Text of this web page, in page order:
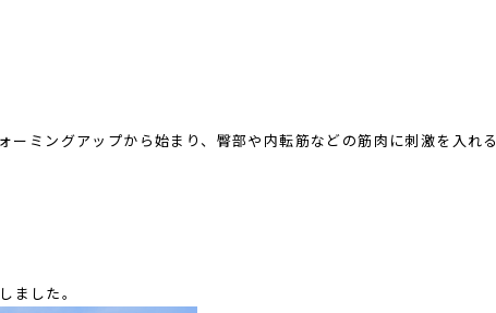
ミングアップから始まり、臀部や内転筋などの筋肉に刺激を入れる
ました。